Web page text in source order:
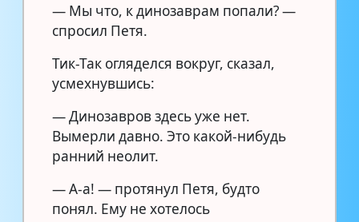
— Мы что, к динозаврам попали? —
спросил Петя.
Тик-Так огляделся вокруг, сказал,
усмехнувшись:
— Динозавров здесь уже нет.
Вымерли давно. Это какой-нибудь
ранний неолит.
— А-а! — протянул Петя, будто
понял. Ему не хотелось